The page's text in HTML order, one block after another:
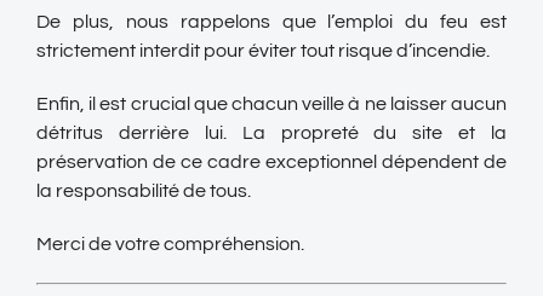
De plus, nous rappelons que l’emploi du feu est
strictement interdit pour éviter tout risque d’incendie.
Enfin, il est crucial que chacun veille à ne laisser aucun
détritus derrière lui. La propreté du site et la
préservation de ce cadre exceptionnel dépendent de
la responsabilité de tous.
Merci de votre compréhension.